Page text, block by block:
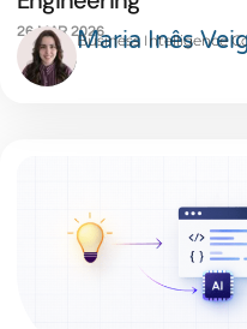
26 MAR 2026Maria Inês
Business Intelligence